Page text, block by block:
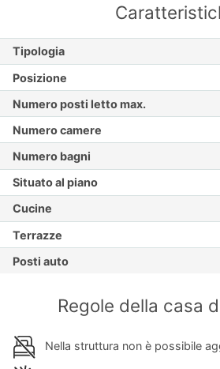
Tipologia
Posizione
Numero posti letto max.
Numero camere
Numero bagni
Situato al piano
Cucine
Terrazze
Posti auto
Regole della casa
Nella struttura non è possibile